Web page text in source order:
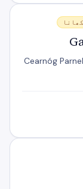
4 Cearnóg